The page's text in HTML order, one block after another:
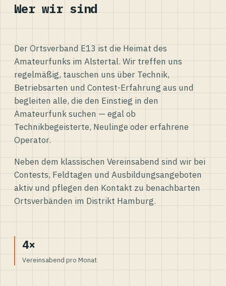
Wer wir sind
Der Ortsverband E13 ist die Heimat des
Amateurfunks im Alstertal. Wir treffen uns
regelmäßig, tauschen uns über Technik,
Betriebsarten und Contest-Erfahrung aus und
begleiten alle, die den Einstieg in den
Amateurfunk suchen — egal ob
Technikbegeisterte, Neulinge oder erfahrene
Operator.
Neben dem klassischen Vereinsabend sind wir bei
Contests, Feldtagen und Ausbildungsangeboten
aktiv und pflegen den Kontakt zu benachbarten
Ortsverbänden im Distrikt Hamburg.
4×
Vereinsabend pro Monat